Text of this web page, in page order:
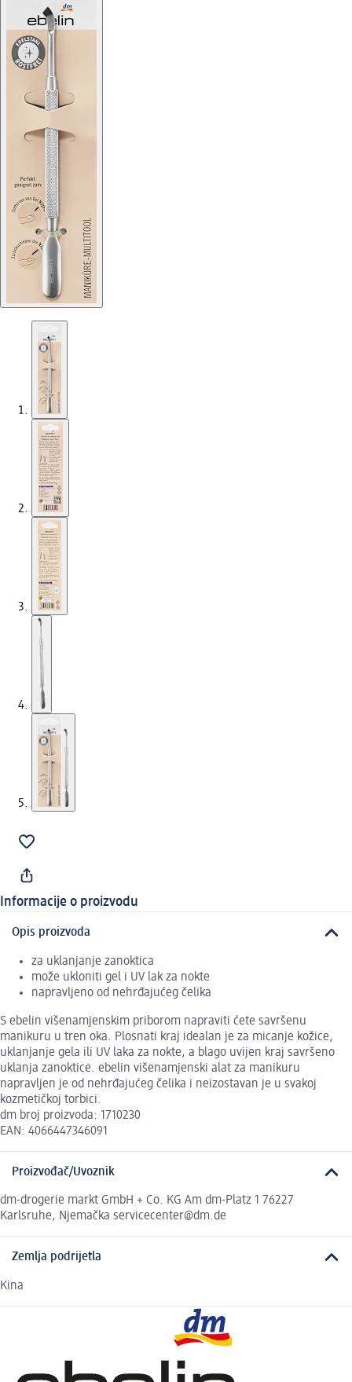
Informacije o proizvodu
Opis proizvoda
za uklanjanje zanoktica
može ukloniti gel i UV lak za nokte
napravljeno od nehrđajućeg čelika
S ebelin višenamjenskim priborom napraviti ćete savršenu
manikuru u tren oka. Plosnati kraj idealan je za micanje kožice,
uklanjanje gela ili UV laka za nokte, a blago uvijen kraj savršeno
uklanja zanoktice. ebelin višenamjenski alat za manikuru
napravljen je od nehrđajućeg čelika i neizostavan je u svakoj
kozmetičkoj torbici.
dm broj proizvoda: 1710230
EAN: 4066447346091
Proizvođač/Uvoznik
dm-drogerie markt GmbH + Co. KG Am dm-Platz 1 76227
Karlsruhe, Njemačka servicecenter@dm.de
Zemlja podrijetla
Kina